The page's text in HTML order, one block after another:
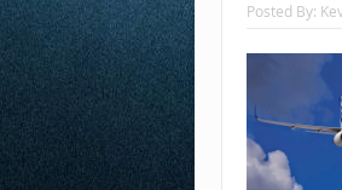
Posted By: